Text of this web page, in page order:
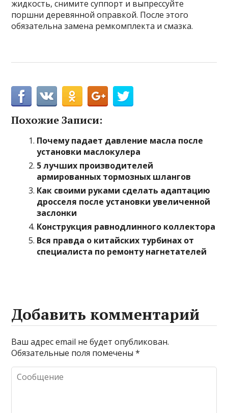
жидкость, снимите суппорт и выпрессуйте
поршни деревянной оправкой. После этого
обязательна замена ремкомплекта и смазка.
Похожие Записи:
Почему падает давление масла после
установки маслокулера
5 лучших производителей
армированных тормозных шлангов
Как своими руками сделать адаптацию
дросселя после установки увеличенной
заслонки
Конструкция равнодлинного коллектора
Вся правда о китайских турбинах от
специалиста по ремонту нагнетателей
Добавить комментарий
Ваш адрес email не будет опубликован.
Обязательные поля помечены*